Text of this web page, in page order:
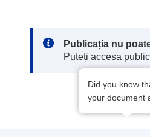
Note:
Publicația nu
Puteți accesa
Did you know
your document